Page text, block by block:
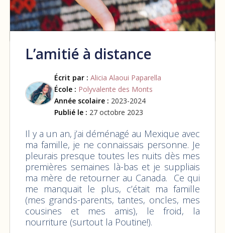
L’amitié à distance
Écrit par : Alicia Alaoui Paparella
École : Polyvalente des Monts
Année scolaire : 2023-2024
Publié le : 27 octobre 2023
Il y a un an, j’ai déménagé au Mexique avec
ma famille, je ne connaissais personne. Je
pleurais presque toutes les nuits dès mes
premières semaines là-bas et je suppliais
ma mère de retourner au Canada. Ce qui
me manquait le plus, c’était ma famille
(mes grands-parents, tantes, oncles, mes
cousines et mes amis), le froid, la
nourriture (surtout la Poutine!).